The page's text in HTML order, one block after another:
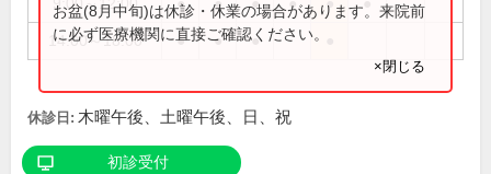
14:00～18:00 ● ● ●
お盆(8月中旬)は休診・休業の場合があります。来院前
に必ず医療機関に直接ご確認ください。
×閉じる
休診日: 木曜午後、土曜午後、日、祝
初診受付